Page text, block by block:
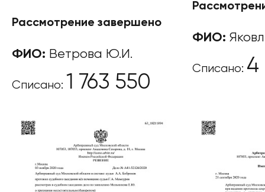
Рассмотрение завершено
ФИО: Ветрова Ю.И.
Списано: 1 763 550
ФИО:
Списано: 4